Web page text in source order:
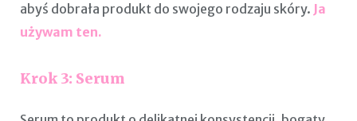
abyś dobrała produkt do swojego rodzaju skóry. Ja
używam ten.
Krok 3: Serum